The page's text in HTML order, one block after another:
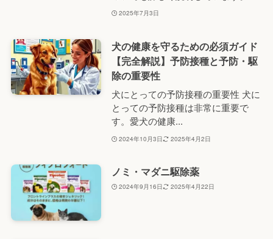
2025年7月3日
犬の健康を守るための必須ガイド
【完全解説】予防接種と予防・駆
除の重要性
犬にとっての予防接種の重要性 犬に
とっての予防接種は非常に重要で
す。愛犬の健康...
2024年10月3日 2025年4月2日
ノミ・マダニ駆除薬
2024年9月16日 2025年4月22日